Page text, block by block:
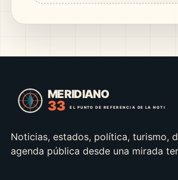
Noticias, estados, política, turismo,
agenda pública desde una mirada